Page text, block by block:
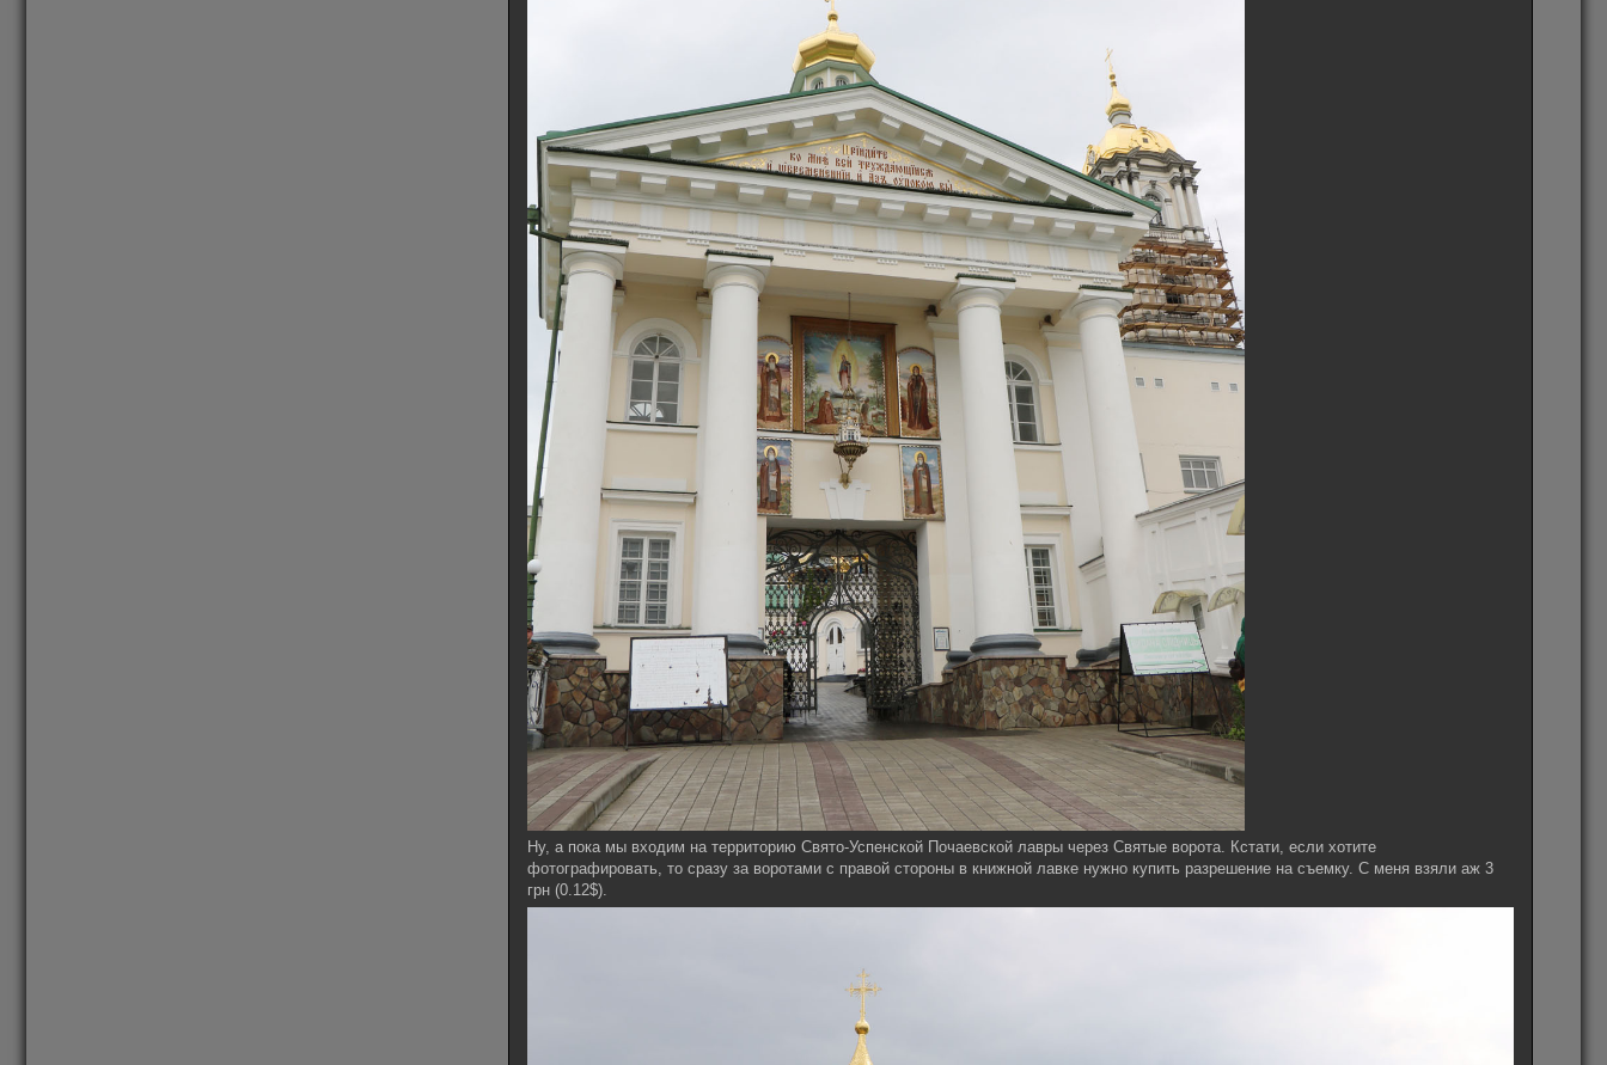
Ну, а пока мы входим на территорию Свято-Успенской Почаевской лавры через Святые ворота. Кстати, если хотите
фотографировать, то сразу за воротами с правой стороны в книжной лавке нужно купить разрешение на съемку. С меня взяли аж 3
грн (0.12$).